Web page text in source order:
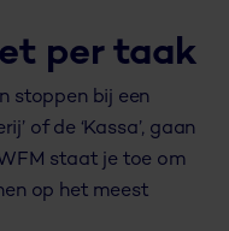
per taak
stoppen bij een
of de ‘Kassa’, gaan
staat je toe om
op het meest